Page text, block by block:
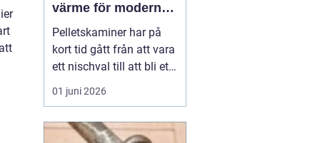
värme för moderna
hem
Pelletskaminer har på
kort tid gått från att vara
ett nischval till att bli ett
av de mest intressanta
alternativen för
kombinera låg
01 juni 2026